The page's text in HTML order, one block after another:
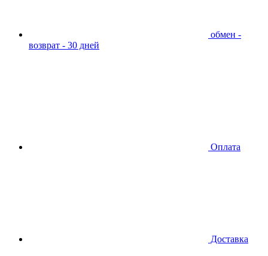
обмен -
возврат - 30 дней
Оплата
Доставка